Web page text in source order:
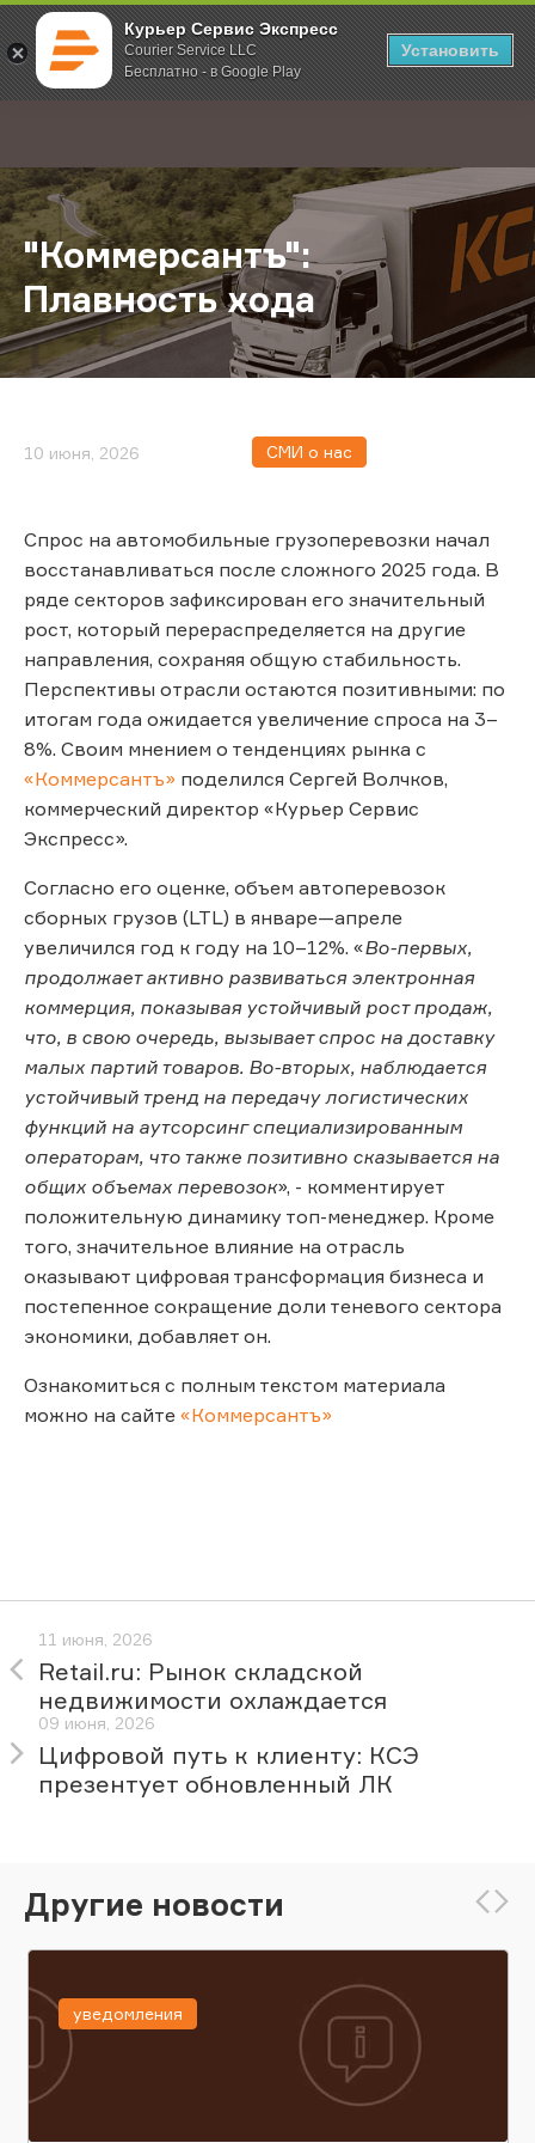
Курьер Сервис Экспресс
Courier Service LLC
Бесплатно - в Google Play
Установить
; Главная О компании Новости "Коммерсантъ": Плавность хода
"Коммерсантъ":
Плавность хода
10 июня, 2026 СМИ о нас
Спрос на автомобильные грузоперевозки начал
восстанавливаться после сложного 2025 года. В
ряде секторов зафиксирован его значительный
рост, который перераспределяется на другие
направления, сохраняя общую стабильность.
Перспективы отрасли остаются позитивными: по
итогам года ожидается увеличение спроса на 3–
8%. Своим мнением о тенденциях рынка с
«Коммерсантъ» поделился Сергей Волчков,
коммерческий директор «Курьер Сервис
Экспресс».
Согласно его оценке, объем автоперевозок
сборных грузов (LTL) в январе—апреле
увеличился год к году на 10–12%. «Во-первых,
продолжает активно развиваться электронная
коммерция, показывая устойчивый рост продаж,
что, в свою очередь, вызывает спрос на доставку
малых партий товаров. Во-вторых, наблюдается
устойчивый тренд на передачу логистических
функций на аутсорсинг специализированным
операторам, что также позитивно сказывается на
общих объемах перевозок», - комментирует
положительную динамику топ-менеджер. Кроме
того, значительное влияние на отрасль
оказывают цифровая трансформация бизнеса и
постепенное сокращение доли теневого сектора
экономики, добавляет он.
Ознакомиться с полным текстом материала
можно на сайте «Коммерсантъ»
11 июня, 2026
Retail.ru: Рынок складской
недвижимости охлаждается
09 июня, 2026
Цифровой путь к клиенту: КСЭ
презентует обновленный ЛК
Другие новости
уведомления